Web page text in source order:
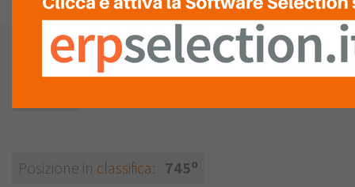
Archivist srl
Vedi la mappa
Posizione in classifica: 745o